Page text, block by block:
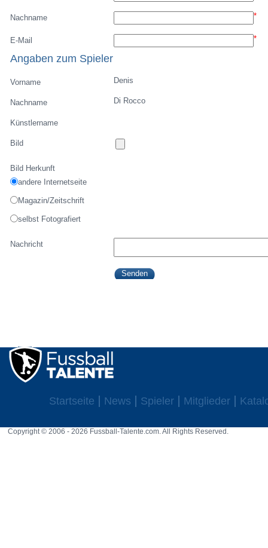
Nachname *
E-Mail *
Angaben zum Spieler
Vorname Denis
Nachname Di Rocco
Künstlername
Bild
Bild Herkunft
andere Internetseite
Magazin/Zeitschrift
selbst Fotografiert
Nachricht
Startseite News Spieler Mitglieder
Copyright © 2006 - 2026 Fussball-Talente.com. All Rights Reserved.